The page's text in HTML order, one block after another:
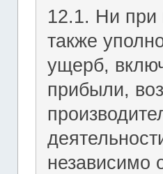
12.1. Ни при
также
ущерб,
прибыли,
независимо